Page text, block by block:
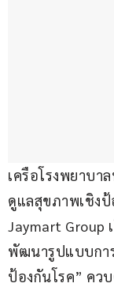
เครือโรงพยาบา
ดูแลสุขภาพเชิง
Jaymart Group
พัฒนารูปแบบกา
ป้องกันโรค” คว